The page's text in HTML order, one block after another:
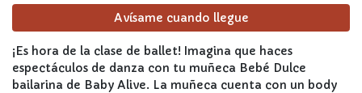
Avísame cuando llegue
¡Es hora de la clase de ballet! Imagina que haces
espectáculos de danza con tu muñeca Bebé Dulce
bailarina de Baby Alive. La muñeca cuenta con un body